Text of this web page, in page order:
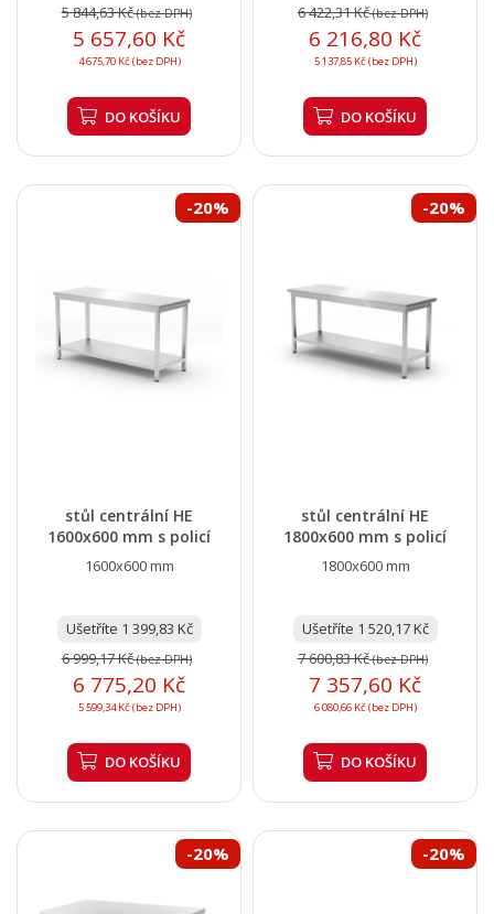
5 844,63 Kč(bez DPH)
5 657,60 Kč
4 675,70 Kč (bez DPH)
DO KOŠÍKU
6 422,31 Kč(bez DPH)
6 216,80 Kč
5 137,85 Kč (bez DPH)
DO KOŠÍKU
stůl centrální HE
1600x600 mm s policí
1600x600 mm
Ušetříte 1 399,83 Kč
6 999,17 Kč(bez DPH)
-20%
6 775,20 Kč
5 599,34 Kč (bez DPH)
DO KOŠÍKU
stůl centrální HE
1800x600 mm s policí
1800x600 mm
Ušetříte 1 520,17 Kč
7 600,83 Kč(bez DPH)
-20%
7 357,60 Kč
6 080,66 Kč (bez DPH)
DO KOŠÍKU
-20% -20%